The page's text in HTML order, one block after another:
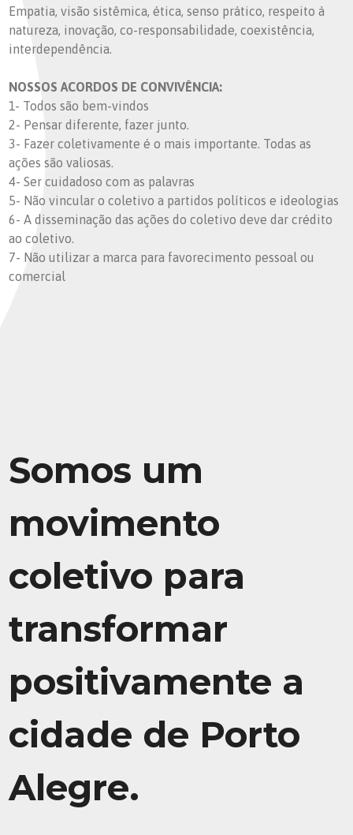
Empatia, visão sistêmica, ética, senso prático, respeito à
natureza, inovação, co-responsabilidade, coexistência,
interdependência.
NOSSOS ACORDOS DE CONVIVÊNCIA:
1- Todos são bem-vindos
2- Pensar diferente, fazer junto.
3- Fazer coletivamente é o mais importante. Todas as
ações são valiosas.
4- Ser cuidadoso com as palavras
5- Não vincular o coletivo a partidos políticos e ideologias
6- A disseminação das ações do coletivo deve dar crédito
ao coletivo.
7- Não utilizar a marca para favorecimento pessoal ou
comercial
Somos um
movimento
coletivo para
transformar
positivamente a
cidade de Porto
Alegre.